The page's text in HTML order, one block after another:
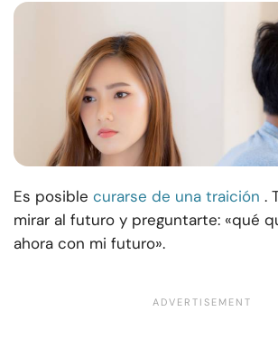
Es posible curarse de una traición .
mirar al futuro y preguntarte: «qué
ahora con mi futuro».